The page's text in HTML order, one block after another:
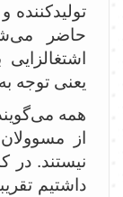
حاضر
یعنی توجه
همه
از
نیستند. در
داشتیم